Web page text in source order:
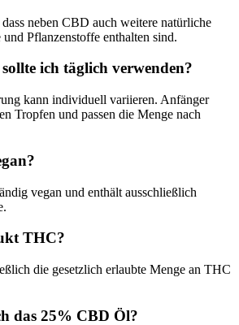
neben CBD auch weitere natürliche
Pflanzenstoffe enthalten sind.
ich täglich verwenden?
kann individuell variieren. Anfänger
Tropfen und passen die Menge nach
vegan und enthält ausschließlich
THC?
die gesetzlich erlaubte Menge an THC
das 25% CBD Öl?